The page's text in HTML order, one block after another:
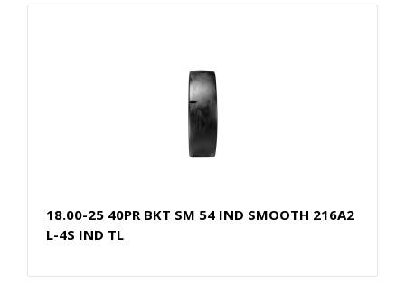
18.00-25 40PR BKT SM 54 IND SMOOTH 216A2
L-4S IND TL